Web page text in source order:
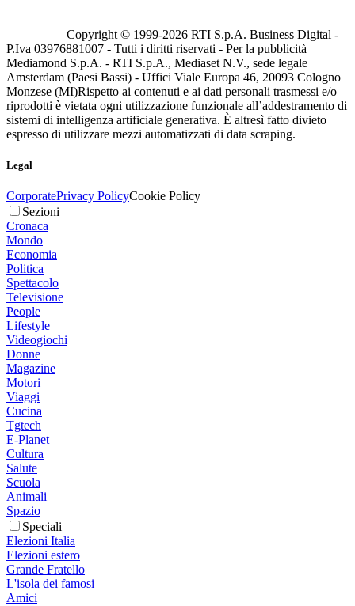
Copyright © 1999-2026 RTI S.p.A. Business Digital -
P.Iva 03976881007 - Tutti i diritti riservati - Per la pubblicità
Mediamond S.p.A. - RTI S.p.A., Mediaset N.V., sede legale
Amsterdam (Paesi Bassi) - Uffici Viale Europa 46, 20093 Cologno
Monzese (MI)Rispetto ai contenuti e ai dati personali trasmessi e/o
riprodotti è vietata ogni utilizzazione funzionale all’addestramento di
sistemi di intelligenza artificiale generativa. È altresì fatto divieto
espresso di utilizzare mezzi automatizzati di data scraping.
Legal
CorporatePrivacy PolicyCookie Policy
Sezioni
Cronaca
Mondo
Economia
Politica
Spettacolo
Televisione
People
Lifestyle
Videogiochi
Donne
Magazine
Motori
Viaggi
Cucina
Tgtech
E-Planet
Cultura
Salute
Scuola
Animali
Spazio
Speciali
Elezioni Italia
Elezioni estero
Grande Fratello
L'isola dei famosi
Amici